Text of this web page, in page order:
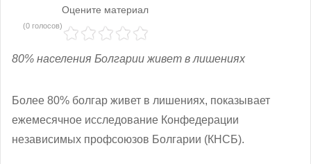
Оцените материал
(0 голосов)
80% населения Болгарии живет в лишениях
Более 80% болгар живет в лишениях, показывает
ежемесячное исследование Конфедерации
независимых профсоюзов Болгарии (КНСБ).